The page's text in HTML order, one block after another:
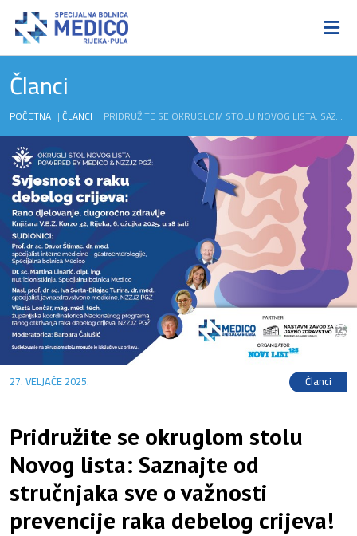
Članci
POČETNA |ČLANCI | PRIDRUŽITE SE OKRUGLOM STOLU NOVOG LISTA: SAZNAJTE OD STRUČNJAKA SVE O VAŽNOSTI PREVENCIJE RAKA DEBELOG CRIJEVA!
27. VELJAČE 2025. Članci
Pridružite se okruglom stolu
Novog lista: Saznajte od
stručnjaka sve o važnosti
prevencije raka debelog crijeva!